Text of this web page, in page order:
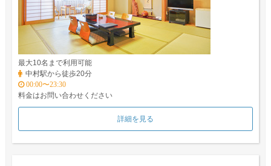
最大10名まで利用可能
中村駅から徒歩20分
00:00〜23:30
料金はお問い合わせください
詳細を見る